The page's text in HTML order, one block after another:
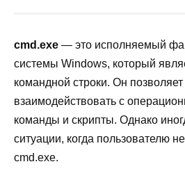
cmd.exe — это исполняемый
системы Windows, который
командной строки. Он
взаимодействовать с
команды и скрипты. Однако
ситуации, когда пользователю
cmd.exe.